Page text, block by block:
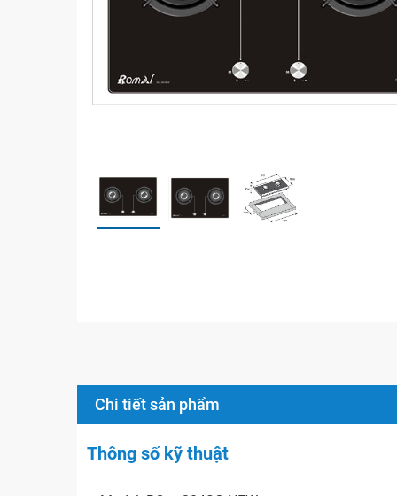
Chi tiết sản phẩm
Thông số kỹ thuật